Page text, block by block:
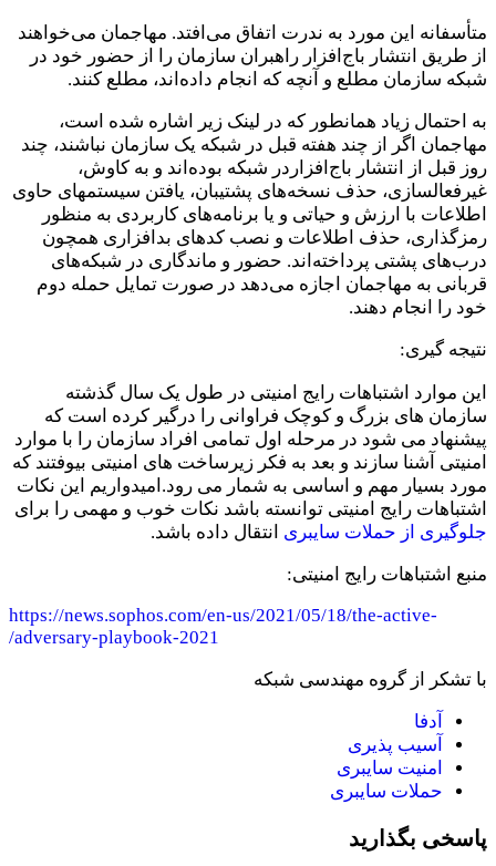
متأسفانه این مورد به ندرت اتفاق می‌افتد. مهاجمان می‌خواهند
از طریق انتشار باج‌افزار راهبران سازمان را از حضور خود در
شبکه سازمان مطلع و آنچه که انجام داده‌اند، مطلع کنند.
به احتمال زیاد همانطور که در لینک زیر اشاره شده است،
مهاجمان اگر از چند هفته قبل در شبکه یک سازمان نباشند، چند
روز قبل از انتشار باج‌افزاردر شبکه بوده‌اند و به کاوش،
غیرفعالسازی، حذف نسخه‌های پشتیبان، یافتن سیستم‎های حاوی
اطلاعات با ارزش و حیاتی و یا برنامه‌های کاربردی به منظور
رمزگذاری، حذف اطلاعات و نصب کدهای بدافزاری همچون
درب‌های پشتی پرداخته‌اند. حضور و ماندگاری در شبکه‌های
قربانی به مهاجمان اجازه می‌دهد در صورت تمایل حمله دوم
خود را انجام دهند.
نتیجه گیری:
این موارد اشتباهات رایج امنیتی در طول یک سال گذشته
سازمان های بزرگ و کوچک فراوانی را درگیر کرده است که
پیشنهاد می شود در مرحله اول تمامی افراد سازمان را با موارد
امنیتی آشنا سازند و بعد به فکر زیرساخت های امنیتی بیوفتند که
مورد بسیار مهم و اساسی به شمار می رود.امیدواریم این نکات
اشتباهات رایج امنیتی توانسته باشد نکات خوب و مهمی را برای
جلوگیری از حملات سایبری انتقال داده باشد.
منبع اشتباهات رایج امنیتی:
https://news.sophos.com/en-us/2021/05/18/the-active-
adversary-playbook-2021/
با تشکر از گروه مهندسی شبکه
آدفا
آسیب پذیری
امنیت سایبری
حملات سایبری
پاسخی بگذارید